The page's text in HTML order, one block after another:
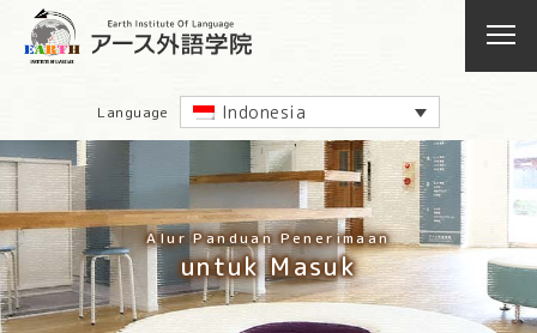
Language Indonesia
Alur Panduan Penerimaan
untuk Masuk